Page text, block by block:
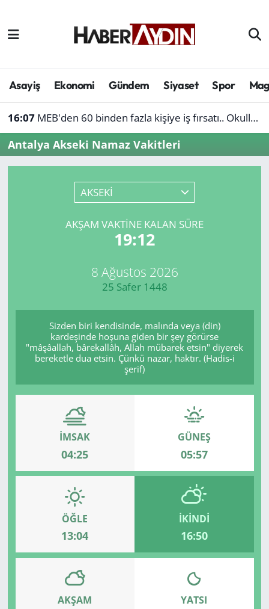
Asayiş Ekonomi Gündem Siyaset Spor
16:07 MEB'den 60 binden fazla kişiye iş fırsatı.. Okullara personel alınacak
Antalya Akseki Namaz Vakitleri
AKSEKİ
AKŞAM VAKTINE KALAN SÜRE
19:12
8 Ağustos 2026
25 Safer 1448
Sizden biri kendisinde, malında veya (din)
kardeşinde hoşuna giden bir şey görürse
"mâşâallah, bârekallâh, Allah mübarek etsin" diyerek
bereketle dua etsin. Çünkü nazar, haktır. (Hadis-i
şerif)
İMSAK
04:25
GÜNEŞ
05:57
ÖĞLE
13:04
İKINDI
16:50
AKŞAM YATSI
Afyonkarahisar
Çevre
Denizli
Genel
Muğla
Politika
Uşak
Aydın Hava Durumu
Süper Lig Puan Durumu ve Fikstür
Tüm Manşetler
Son Dakika Haberleri
Haber Arşivi